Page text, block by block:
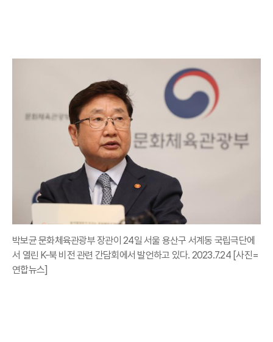
박보균 문화체육관광부 장관이 24일 서울 용산구 서계동 국립극단에
서 열린 K-북 비전 관련 간담회에서 발언하고 있다. 2023.7.24 [사진=
연합뉴스]